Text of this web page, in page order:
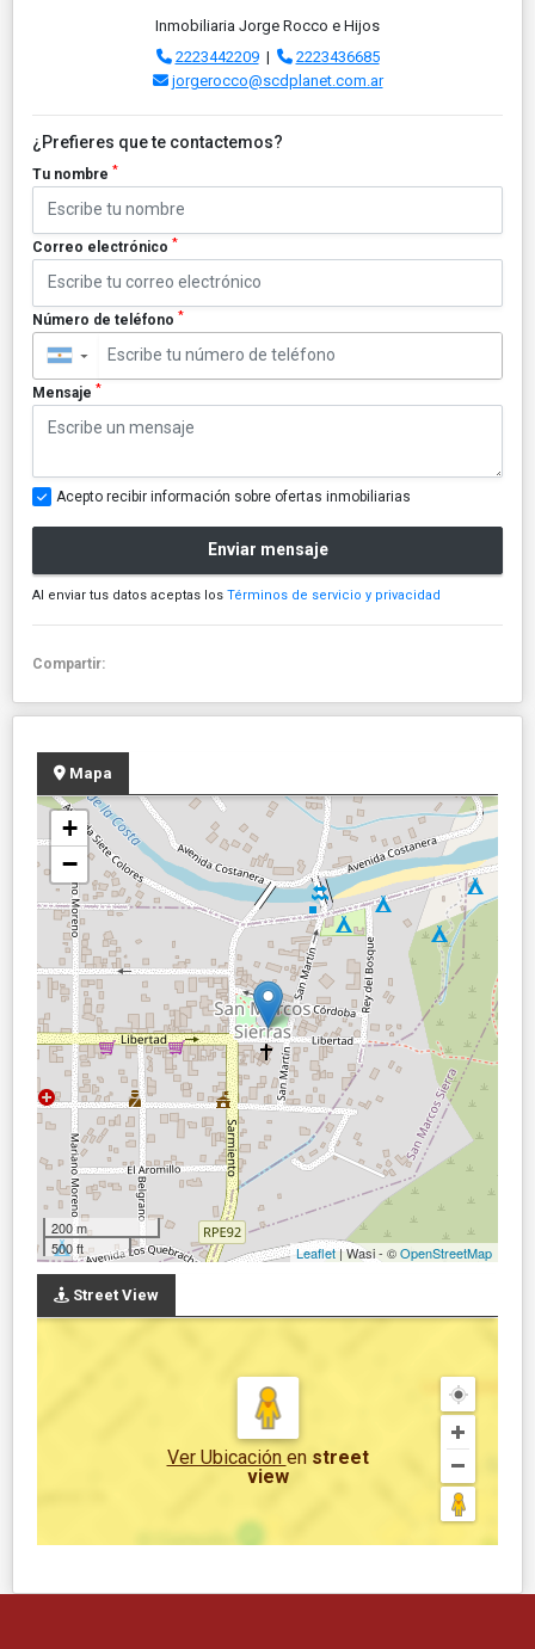
Inmobiliaria Jorge Rocco e Hijos
2223442209|
2223436685
jorgerocco@scdplanet.com.ar
¿Prefieres que te contactemos?
Tu nombre *
Correo electrónico *
Número de teléfono *
▼
Mensaje *
Acepto recibir información sobre ofertas inmobiliarias
Enviar mensaje
Al enviar tus datos aceptas los Términos de servicio y privacidad
Compartir:
Mapa
+
−
200 m
500 ft
Leaflet| Wasi - ©OpenStreetMap
Street View
Ver Ubicación en street
view